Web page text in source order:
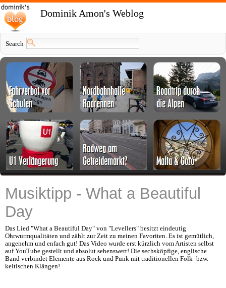
Dominik Amon's Weblog
Search
Musiktipp - What a Beautiful
Day
Das Lied "What a Beautiful Day" von "Levellers" besitzt eindeutig
Ohrwurmqualitäten und zählt zur Zeit zu meinen Favoriten. Es ist gemütlich,
angenehm und enfach gut! Das Video wurde erst kürzlich vom Artisten selbst
auf YouTube gestellt und absolut sehenswert! Die sechsköpfige, englische
Band verbindet Elemente aus Rock und Punk mit traditionellen Folk- bzw.
keltischen Klängen!